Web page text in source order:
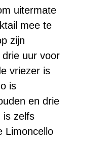
uitermate
mee te
zijn
drie uur voor
vriezer is
is
en drie
is zelfs
Limoncello